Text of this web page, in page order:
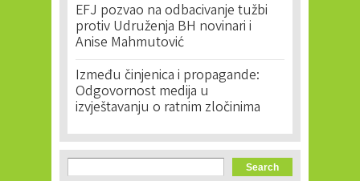
EFJ pozvao na odbacivanje tužbi
protiv Udruženja BH novinari i
Anise Mahmutović
Između činjenica i propagande:
Odgovornost medija u
izvještavanju o ratnim zločinima
Search form
Search